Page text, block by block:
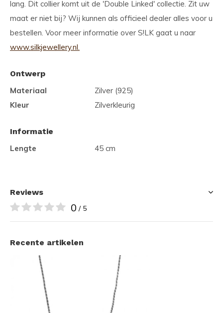
lang. Dit collier komt uit de 'Double Linked' collectie. Zit uw
maat er niet bij? Wij kunnen als officieel dealer alles voor u
bestellen. Voor meer informatie over S!LK gaat u naar
www.silkjewellery.nl.
Ontwerp
Materiaal
Zilver (925)
Kleur
Zilverkleurig
Informatie
Lengte
45 cm
Reviews
0 / 5
Recente artikelen